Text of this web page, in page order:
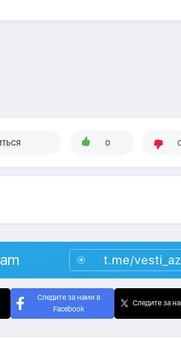
0
t.me/vesti_az
Следите за нами в
Facebook
Следите за